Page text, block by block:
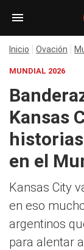
Inicio Ovación
MUNDIAL 2026
Kansas
en el
Kansas City
en eso
argentinos
para alentar